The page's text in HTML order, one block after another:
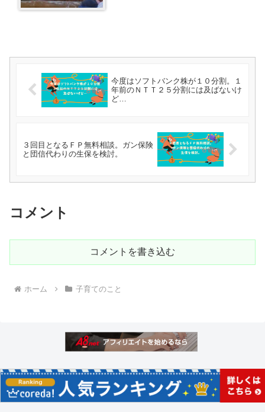
今度はソフトバンク株が１０分割。１
年前のＮＴＴ２５分割には及ばないけ
ど…
３回目となるＦＰ無料相談。ガン保険
と団信代わりの生保を検討。
コメント
コメントを書き込む
ホーム 子育てのこと